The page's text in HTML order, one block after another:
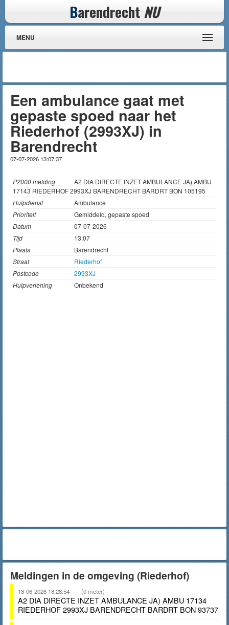
Barendrecht NU
MENU
Een ambulance gaat met
gepaste spoed naar het
Riederhof (2993XJ) in
Barendrecht
07-07-2026 13:07:37
P2000 melding
A2 DIA DIRECTE INZET AMBULANCE JA) AMBU
17143 RIEDERHOF 2993XJ BARENDRECHT BARDRT BON 105195
Hulpdienst
Ambulance
Prioriteit
Gemiddeld, gepaste spoed
Datum
07-07-2026
Tijd
13:07
Plaats
Barendrecht
Straat
Riederhof
Postcode
2993XJ
Hulpverlening
Onbekend
Meldingen in de omgeving (Riederhof)
18-06-2026 18:28:54 (0 meter)
A2 DIA DIRECTE INZET AMBULANCE JA) AMBU 17134
RIEDERHOF 2993XJ BARENDRECHT BARDRT BON 93737